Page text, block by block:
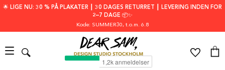
🌟 LIGE NU: 30 % PÅ PLAKATER ┃ 30 DAGES RETURRET ┃ LEVERING INDEN FOR
2–7 DAGE 📦✨
Kode: SUMMER30, t.o.m. 6.8